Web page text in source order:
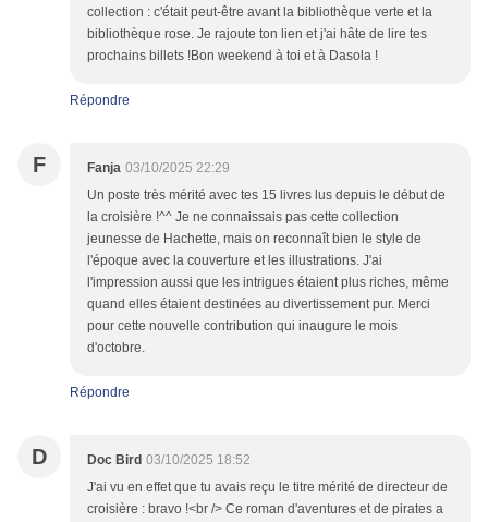
collection : c'était peut-être avant la bibliothèque verte et la
bibliothèque rose. Je rajoute ton lien et j'ai hâte de lire tes
prochains billets !Bon weekend à toi et à Dasola !
Répondre
F Fanja 03/10/2025 22:29
Un poste très mérité avec tes 15 livres lus depuis le début de
la croisière !^^ Je ne connaissais pas cette collection
jeunesse de Hachette, mais on reconnaît bien le style de
l'époque avec la couverture et les illustrations. J'ai
l'impression aussi que les intrigues étaient plus riches, même
quand elles étaient destinées au divertissement pur. Merci
pour cette nouvelle contribution qui inaugure le mois
d'octobre.
Répondre
D Doc Bird 03/10/2025 18:52
J'ai vu en effet que tu avais reçu le titre mérité de directeur de
croisière : bravo !<br /> Ce roman d'aventures et de pirates a